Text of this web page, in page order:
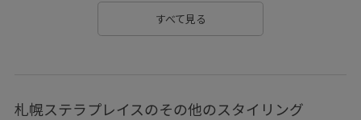
プレーティング
ヴィンテージ感 上品 伸縮性 切り替え
すべて見る
札幌ステラプレイスのその他のスタイリング